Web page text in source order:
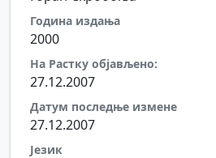
Година издања
2000
На Растку објављено:
27.12.2007
Датум последње измене
27.12.2007
Језик